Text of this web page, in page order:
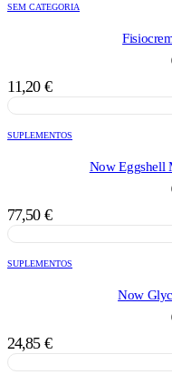
SEM CATEGORIA
11,20 €
SUPLEMENTOS
Now Eggshell
77,50 €
SUPLEMENTOS
Now
24,85 €